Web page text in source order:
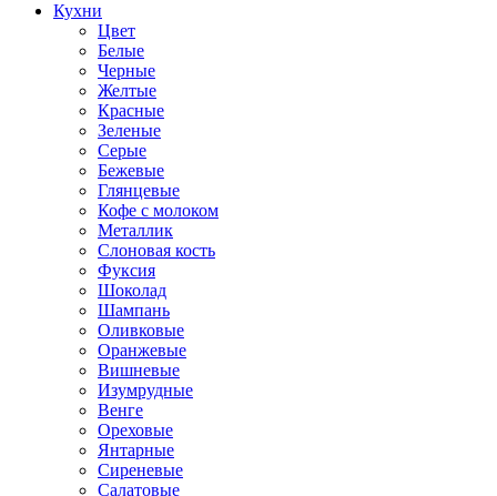
Кухни
Цвет
Белые
Черные
Желтые
Красные
Зеленые
Серые
Бежевые
Глянцевые
Кофе с молоком
Металлик
Слоновая кость
Фуксия
Шоколад
Шампань
Оливковые
Оранжевые
Вишневые
Изумрудные
Венге
Ореховые
Янтарные
Сиреневые
Салатовые